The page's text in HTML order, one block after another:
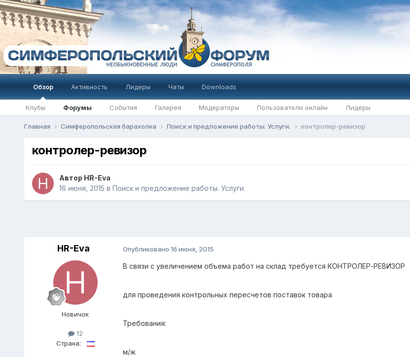
Обзор
Клубы Форумы События Галерея Модераторы Пользователи онлайн Лидеры
Активность Лидеры Чаты Downloads
Главная Симферопольская барахолка Поиск и предложение работы. Услуги. контролер-ревизор
контролер-ревизор
Автор HR-Eva
16 июня, 2015 в Поиск и предложение работы. Услуги.
HR-Eva
Новичок
12
Страна:
Опубликовано 16 июня, 2015
В связи с увеличением объема работ на склад требуется КОНТРОЛЕР-РЕВИЗОР
для проведения контрольных пересчетов поставок товара
Требования:
м/ж